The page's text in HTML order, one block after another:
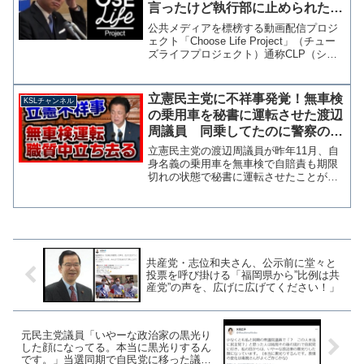
言ったけど執行部に止められた」
「メディアの報道姿勢に小石を投
げた」
公共メディアを標榜する動画配信プロジ
ェクト「Choose Life Project」（チュー
ズライフプロジェクト）通称CLP（シー
で、資金提供を単独で決定したとされ...
KSLチャンネル
立憲民主党に不祥事発覚！無車検
の乗用車を秘書に運転させた渡辺
周議員 同乗してたのに警察の職
質中タクシーで現場を立ち去る
【KSLチャンネル】
立憲民主党の渡辺周議員が昨年11月、自
身名義の乗用車を無車検で自賠責も期限
切れの状態で秘書に運転させたことが発
共産党・志位和夫さん、公示前に堂々と
投票を呼び掛ける「福岡県から”比例は共
産党”の声を、広げに広げてください！」
元民主党議員「いやーな政治家の黒光り
した顔になってる。本当に黒光りするん
です。」当選同期で自民党に移った議員